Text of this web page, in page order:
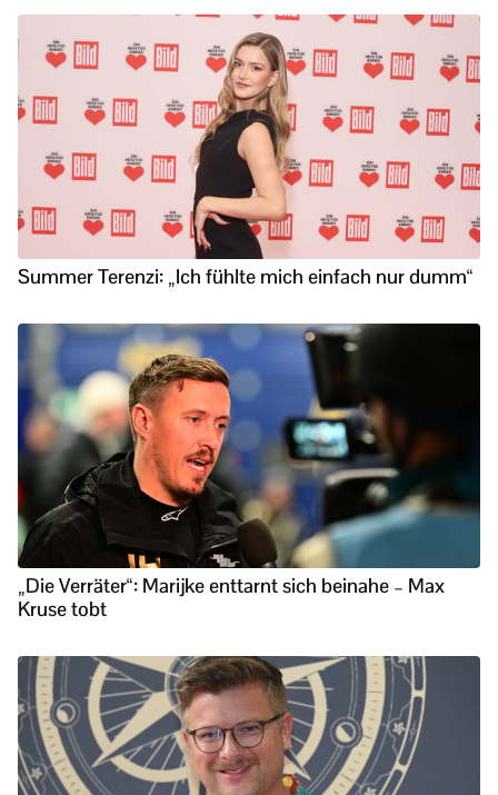
Summer Terenzi: „Ich fühlte mich einfach nur dumm“
„Die Verräter“: Marijke enttarnt sich beinahe – Max
Kruse tobt